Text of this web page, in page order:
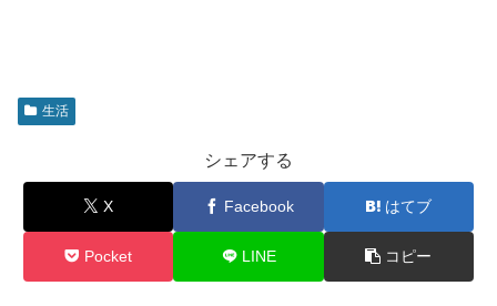
生活
シェアする
X Facebook はてブ
Pocket LINE コピー